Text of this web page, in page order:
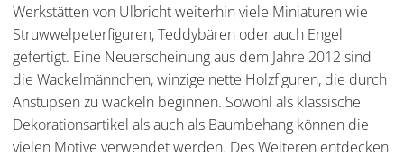
Werkstätten von Ulbricht weiterhin viele Miniaturen wie
Struwwelpeterfiguren, Teddybären oder auch Engel
gefertigt. Eine Neuerscheinung aus dem Jahre 2012 sind
die Wackelmännchen, winzige nette Holzfiguren, die durch
Anstupsen zu wackeln beginnen. Sowohl als klassische
Dekorationsartikel als auch als Baumbehang können die
vielen Motive verwendet werden. Des Weiteren entdecken